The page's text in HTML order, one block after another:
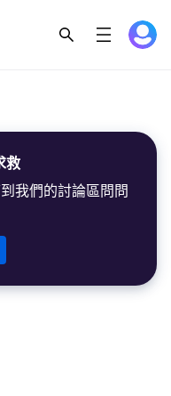
救
我們的討論區問問